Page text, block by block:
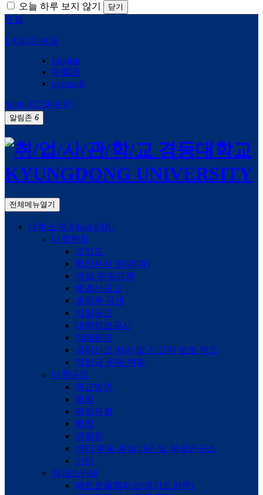
오늘 하루 보지 않기 닫기
포털
LANGUAGE
English
中國語
русский
Study KDU(유학)
알림존 6
전체메뉴열기
대학소개 About KDU
대학현황
조직도
행정부서·학부(과)
부설·부속기관
예결산공고
회의록 공개
입찰공고
대학정보공시
자체평가
공익신고 처리 및 신고자 보호 제도
적립금 운용 현황
대학규정
학교법인
학칙
평의원회
행정
위원회
센터 부속·부설기관 및 부설연구소
기타
캠퍼스안내
메트로폴캠퍼스(경기도양주)